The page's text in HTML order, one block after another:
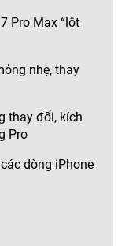
Pro Max “lột
nhẹ, thay
thay đổi, kích
Pro
dòng iPhone